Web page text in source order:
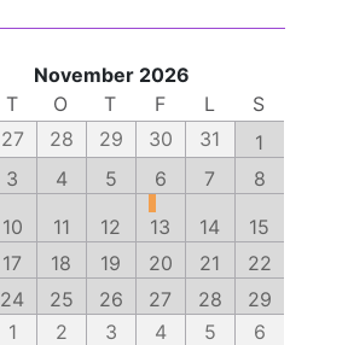
November 2026
T O T F L
S
27 28 29 30 31
1
3 4 5 6 7
8
10 11 12 13 14
15
17 18 19 20 21
22
24 25 26 27 28
29
1 2 3 4 5 6